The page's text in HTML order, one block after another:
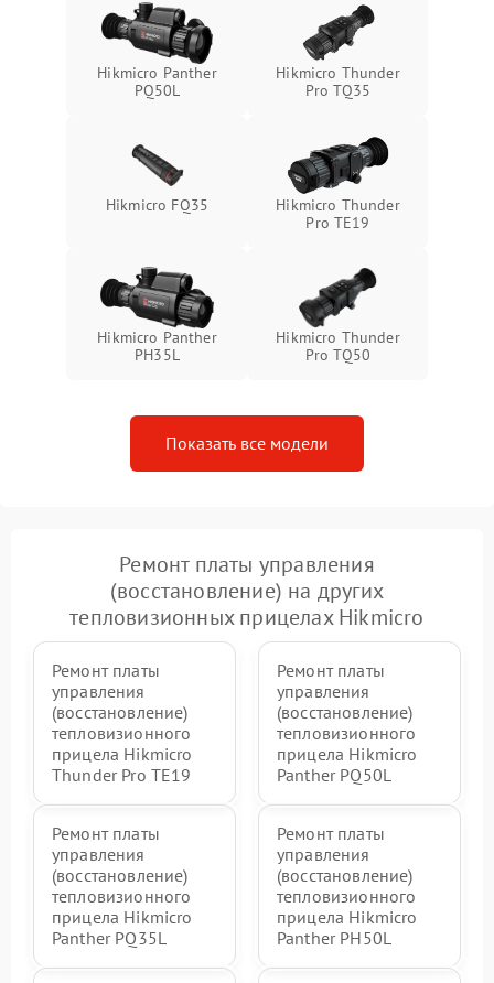
защиты от замыкания
Неисправность системы
защиты от перегрева
1500 ₽ Подробнее →
от перенапряжения
Подробнее →
Поломка системы защиты
1500 ₽ Подробнее →
Hikmicro Panther
PQ50L
Hikmicro Thunder
Pro TQ35
Hikmicro FQ35
Hikmicro Thunder
Pro TE19
Hikmicro Panther
PH35L
Hikmicro Thunder
Pro TQ50
Показать все модели
Ремонт платы управления
(восстановление) на других
тепловизионных прицелах Hikmicro
Ремонт платы
управления
(восстановление)
тепловизионного
прицела Hikmicro
Thunder Pro TE19
Ремонт платы
управления
(восстановление)
тепловизионного
прицела Hikmicro
Panther PQ50L
Ремонт платы
управления
(восстановление)
тепловизионного
прицела Hikmicro
Panther PQ35L
Ремонт платы
управления
(восстановление)
тепловизионного
прицела Hikmicro
Panther PH50L